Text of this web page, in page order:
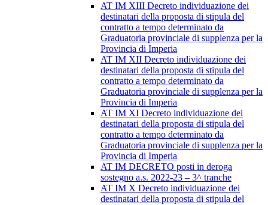
AT IM XIII Decreto individuazione dei
destinatari della proposta di stipula del
contratto a tempo determinato da
Graduatoria provinciale di supplenza per la
Provincia di Imperia
AT IM XII Decreto individuazione dei
destinatari della proposta di stipula del
contratto a tempo determinato da
Graduatoria provinciale di supplenza per la
Provincia di Imperia
AT IM XI Decreto individuazione dei
destinatari della proposta di stipula del
contratto a tempo determinato da
Graduatoria provinciale di supplenza per la
Provincia di Imperia
AT IM DECRETO posti in deroga
sostegno a.s. 2022-23 – 3^ tranche
AT IM X Decreto individuazione dei
destinatari della proposta di stipula del